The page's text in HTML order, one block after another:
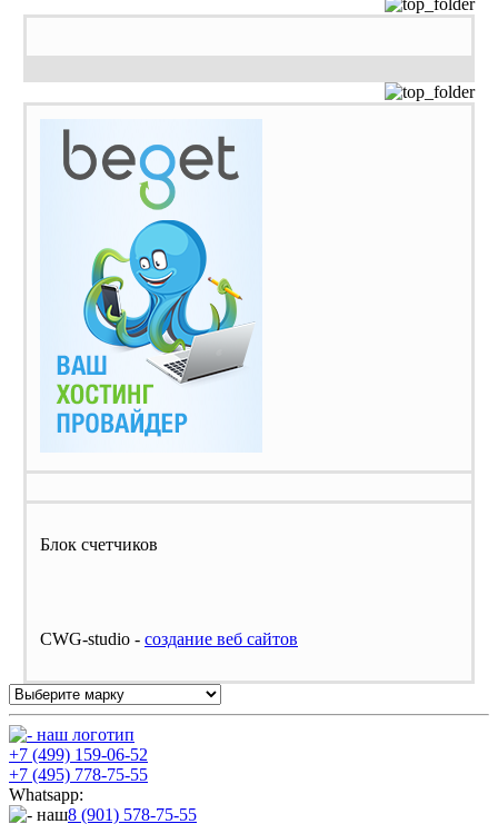
Блок счетчиков
CWG-studio - cоздание веб сайтов
+7 (499) 159-06-52
+7 (495) 778-75-55
Whatsapp:
8 (901) 578-75-55